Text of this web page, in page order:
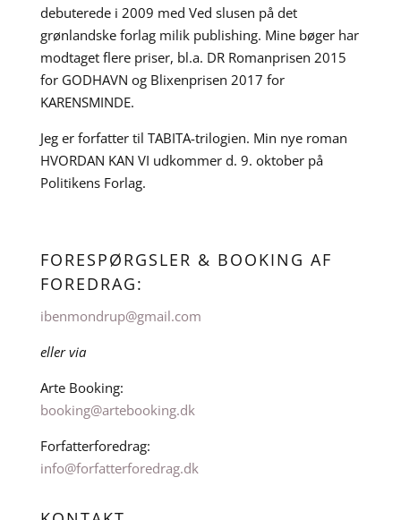
debuterede i 2009 med Ved slusen på det
grønlandske forlag milik publishing. Mine bøger har
modtaget flere priser, bl.a. DR Romanprisen 2015
for GODHAVN og Blixenprisen 2017 for
KARENSMINDE.
Jeg er forfatter til TABITA-trilogien. Min nye roman
HVORDAN KAN VI udkommer d. 9. oktober på
Politikens Forlag.
FORESPØRGSLER & BOOKING AF
FOREDRAG:
ibenmondrup@gmail.com
eller via
Arte Booking:
booking@artebooking.dk
Forfatterforedrag:
info@forfatterforedrag.dk